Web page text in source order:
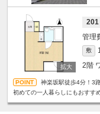
201
敷
2階
神楽坂駅徒歩4分！3
初めての一人暮らしにもおすす